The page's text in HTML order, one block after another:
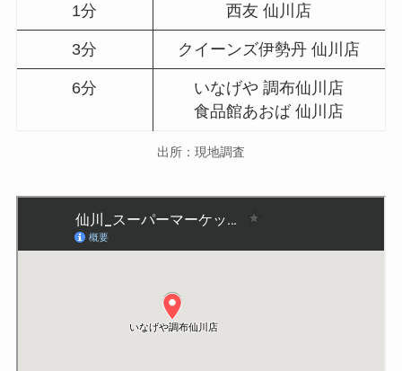
1分 西友 仙川店
3分 クイーンズ伊勢丹 仙川店
6分
いなげや 調布仙川店
食品館あおば 仙川店
出所：現地調査